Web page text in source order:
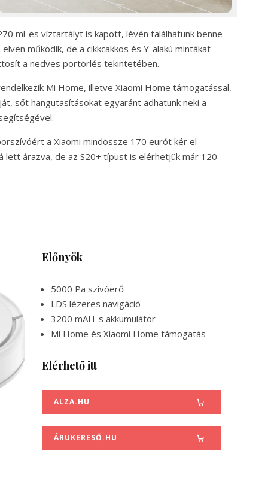
ml-es víztartályt is kapott, lévén találhatunk benne
működik, de a cikkcakkos és Y-alakú mintákat
a nedves portörlés tekintetében.
Mi Home, illetve Xiaomi Home támogatással,
sőt hangutasításokat egyaránt adhatunk neki a
a Xiaomi mindössze 170 eurót kér el
lett árazva, de az S20+ típust is elérhetjük már 120
Előnyök
5000 Pa szívóerő
LDS lézeres navigáció
3200 mAH-s akkumulátor
Mi Home és Xiaomi Home támogatás
Elérhető itt
ALZA.HU
ÁRUKERESŐ.HU